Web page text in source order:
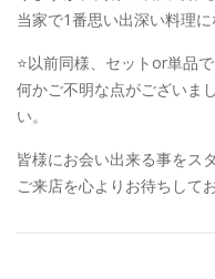
当家で1番思い出深い料理に
⭐️以前同様、セットor単品
何かご不明な点がございま
い。
皆様にお会い出来る事をス
ご来店を心よりお待ちして